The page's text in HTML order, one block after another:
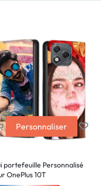
Personnaliser
portefeuille Personnalisé
OnePlus 10T